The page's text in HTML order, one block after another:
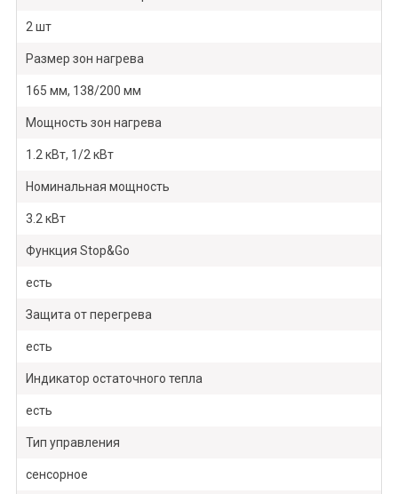
2 шт
Размер зон нагрева
165 мм, 138/200 мм
Мощность зон нагрева
1.2 кВт, 1/2 кВт
Номинальная мощность
3.2 кВт
Функция Stop&Go
есть
Защита от перегрева
есть
Индикатор остаточного тепла
есть
Тип управления
сенсорное